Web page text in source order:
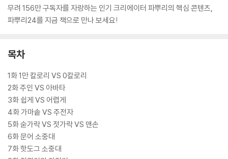
무려 156만 구독자를 자랑하는 인기 크리에이터 파뿌리의 핵심 콘텐츠,
파뿌리24를 지금 책으로 만나 보세요!
목차
1화 1만 칼로리 VS 0칼로리
2화 주인 VS 아바타
3화 쉽게 VS 어렵게
4화 가마솥 VS 주전자
5화 숟가락 VS 젓가락 VS 맨손
6화 문어 소중대
7화 핫도그 소중대